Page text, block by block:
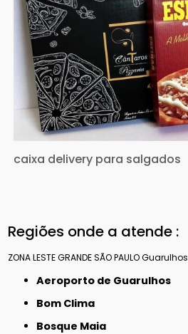
caixa delivery para salgados
Regiões onde a atende :
ZONA LESTEGRANDE SÃO PAULOGuarulhos
Aeroporto de Guarulhos
Bom Clima
Bosque Maia